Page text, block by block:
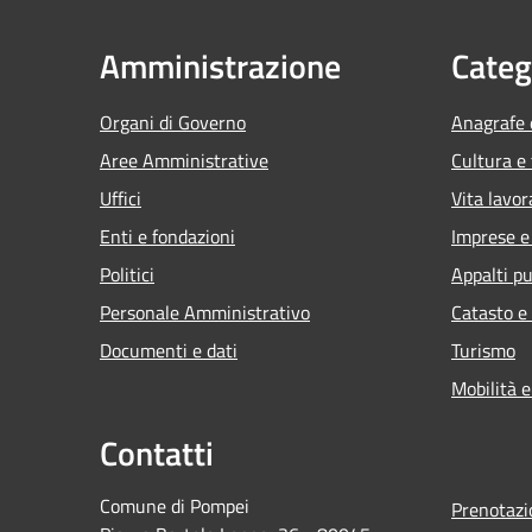
Amministrazione
Organi di Governo
Aree Amministrative
Uffici
Enti e fondazioni
Politici
Personale Amministrativo
Documenti e dati
Cultura
Vita
Imprese
Appalti
Catasto
Turismo
Mobilità
Contatti
Comune di Pompei